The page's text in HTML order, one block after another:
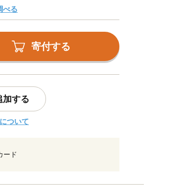
べる
寄付する
加する
ついて
ード